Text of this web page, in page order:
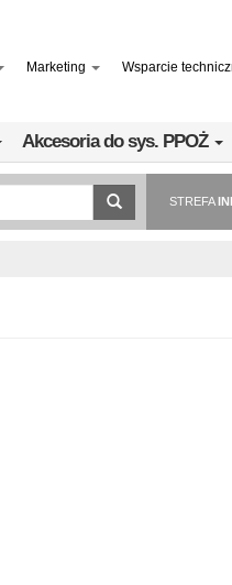
Marketing Wsparcie
Akcesoria do sys. PPOŻ
STREFA